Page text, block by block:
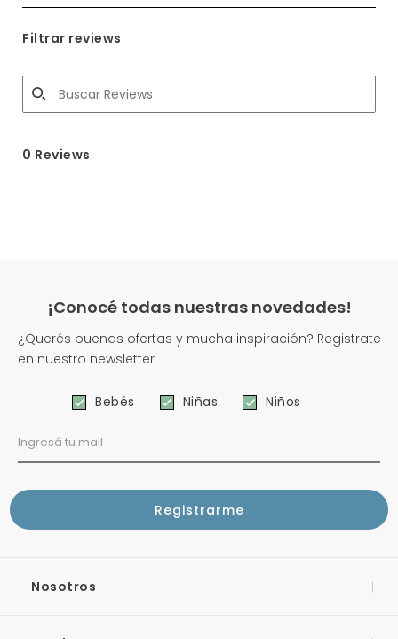
Filtrar reviews
0 Reviews
¡Conocé todas nuestras novedades!
¿Querés buenas ofertas y mucha inspiración? Registrate
en nuestro newsletter
Bebés Niñas Niños
Nosotros